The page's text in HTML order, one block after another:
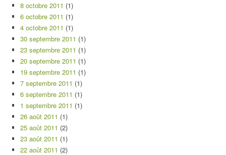
8 octobre 2011 (1)
6 octobre 2011 (1)
4 octobre 2011 (1)
30 septembre 2011 (1)
23 septembre 2011 (1)
20 septembre 2011 (1)
19 septembre 2011 (1)
7 septembre 2011 (1)
6 septembre 2011 (1)
1 septembre 2011 (1)
26 août 2011 (1)
25 août 2011 (2)
23 août 2011 (1)
22 août 2011 (2)